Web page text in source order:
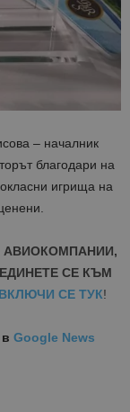
– началник
благодари на
игрища на
АВИОКОМПАНИИ,
СЕ КЪМ
ВКЛЮЧИ СЕ ТУК!
в Google News